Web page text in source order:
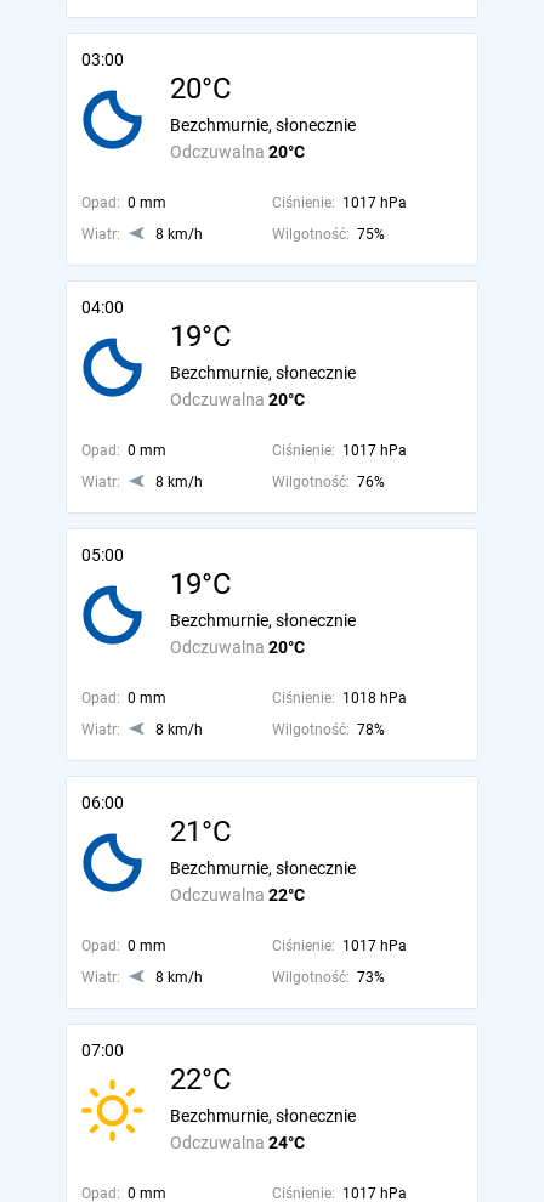
03:00
20°C
Odczuwalna 20°C
Bezchmurnie, słonecznie
Opad: 0 mm Ciśnienie: 1017 hPa
Wiatr:
8 km/h Wilgotność: 75%
04:00
19°C
Odczuwalna 20°C
Bezchmurnie, słonecznie
Opad: 0 mm Ciśnienie: 1017 hPa
Wiatr:
8 km/h Wilgotność: 76%
05:00
19°C
Odczuwalna 20°C
Bezchmurnie, słonecznie
Opad: 0 mm Ciśnienie: 1018 hPa
Wiatr:
8 km/h Wilgotność: 78%
06:00
21°C
Odczuwalna 22°C
Bezchmurnie, słonecznie
Opad: 0 mm Ciśnienie: 1017 hPa
Wiatr:
8 km/h Wilgotność: 73%
07:00
22°C
Odczuwalna 24°C
Bezchmurnie, słonecznie
Opad: 0 mm Ciśnienie: 1017 hPa